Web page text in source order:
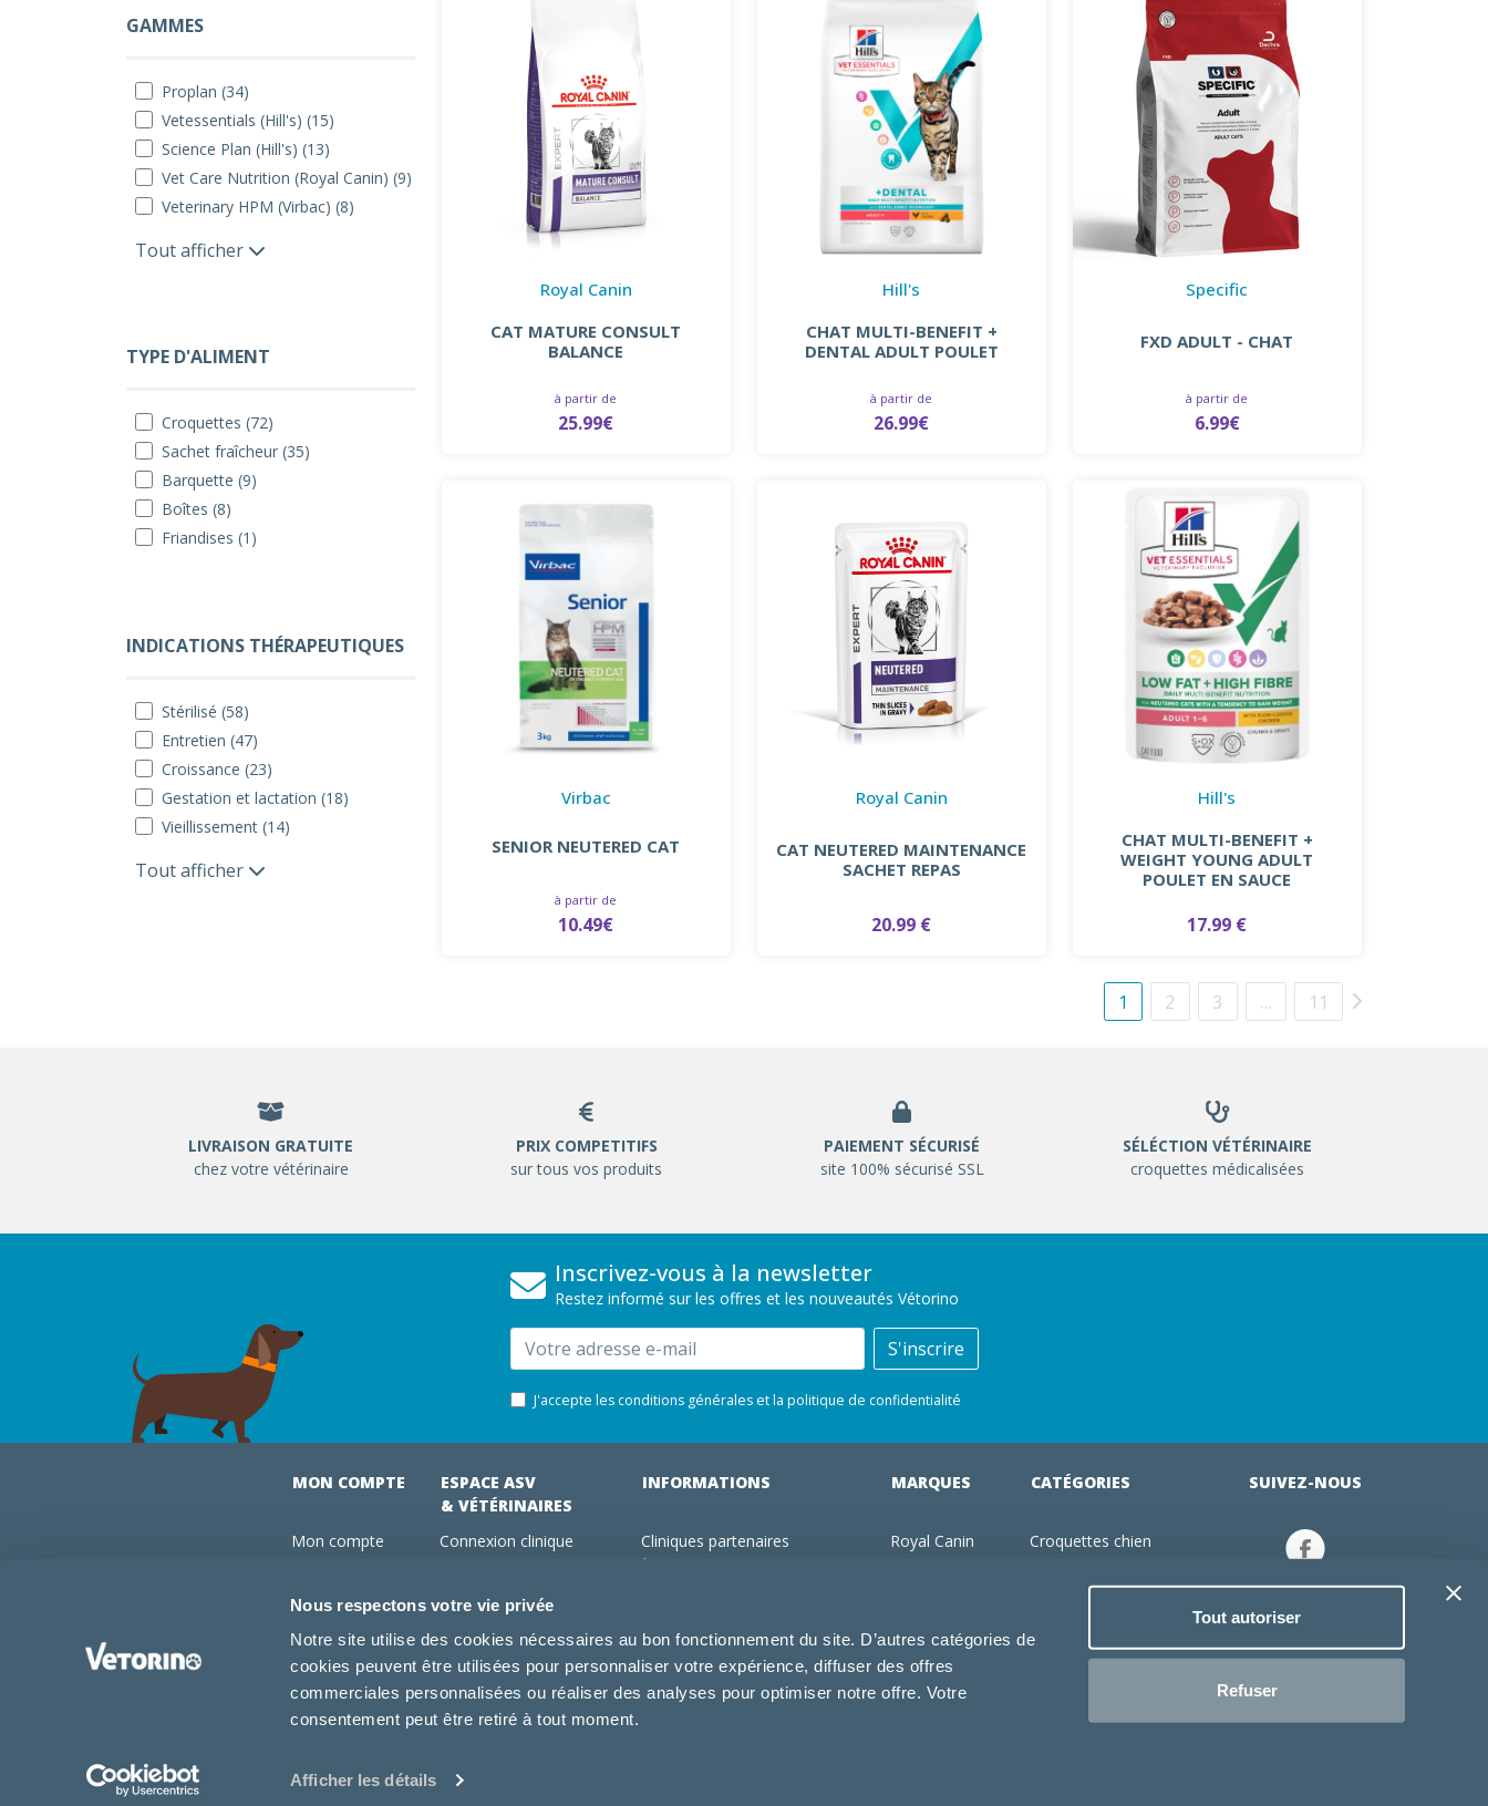
Nous respectons votre vie privée
Notre site utilise des cookies nécessaires au bon fonctionnement du site. D’autres catégories de
cookies peuvent être utilisées pour personnaliser votre expérience, diffuser des offres
commerciales personnalisées ou réaliser des analyses pour optimiser notre offre. Votre
consentement peut être retiré à tout moment.
Afficher les détails
Tout autoriser
Refuser
GAMMES
Proplan (34)
Vetessentials (Hill's) (15)
Science Plan (Hill's) (13)
Vet Care Nutrition (Royal Canin) (9)
Veterinary HPM (Virbac) (8)
Tout afficher
TYPE D'ALIMENT
Croquettes (72)
Sachet fraîcheur (35)
Barquette (9)
Boîtes (8)
Friandises (1)
INDICATIONS THÉRAPEUTIQUES
Stérilisé (58)
Entretien (47)
Croissance (23)
Gestation et lactation (18)
Vieillissement (14)
Tout afficher
Royal Canin
CAT MATURE CONSULT
BALANCE
à partir de
25.99€
Hill's
CHAT MULTI-BENEFIT +
DENTAL ADULT POULET
à partir de
26.99€
Specific
FXD ADULT - CHAT
à partir de
6.99€
Virbac
SENIOR NEUTERED CAT
à partir de
10.49€
Royal Canin
CAT NEUTERED MAINTENANCE
SACHET REPAS
20.99 €
Hill's
CHAT MULTI-BENEFIT +
WEIGHT YOUNG ADULT
POULET EN SAUCE
17.99 €
1 2 3 … 11
LIVRAISON GRATUITE
chez votre vétérinaire
PRIX COMPETITIFS
sur tous vos produits
PAIEMENT SÉCURISÉ
site 100% sécurisé SSL
SÉLÉCTION VÉTÉRINAIRE
croquettes médicalisées
Inscrivez-vous à la newsletter
Restez informé sur les offres et les nouveautés Vétorino
Email S'inscrire
J'accepte les conditions générales et la politique de confidentialité
MON COMPTE
Mon compte
Mes abonnements
Conseils vétos
FAQ
ESPACE ASV
& VÉTÉRINAIRES
Connexion clinique
Abonnements
Devenir adhérent Vétorino
INFORMATIONS
Cliniques partenaires
Utilisation des cookies
Conditions générales d'utilisation
MARQUES
Royal Canin
Specific
Dechra
Tonivet
CATÉGORIES
Croquettes chien
Jouets chien
Produits vétérinaire chien
Jouets chat
SUIVEZ-NOUS